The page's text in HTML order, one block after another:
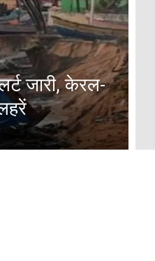
जारी, केरल-